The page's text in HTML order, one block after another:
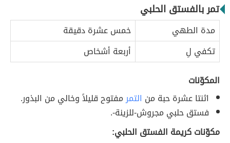
تمر بالفستق الحلبي
مدة الطهي
خمس عشرة دقيقة
تكفي لِ
أربعة أشخاص
المكوّنات
اثنتا عشرة حبة من التمرمفتوح قليلاً وخالي من البذور.
فستق حلبي مجروش-للزينة-.
مكوّنات كريمة الفستق الحلبي: